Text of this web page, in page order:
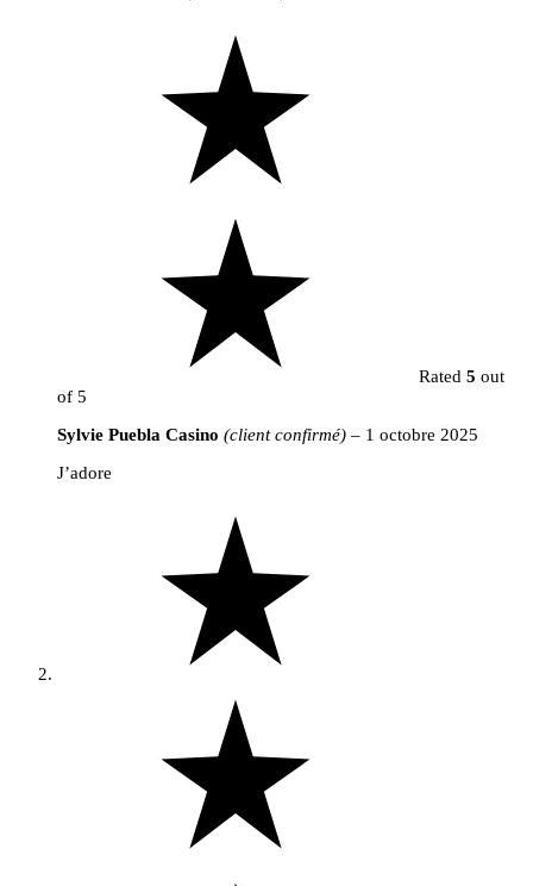
Rated 5 out
of 5
Sylvie Puebla Casino (client confirmé) – 1 octobre 2025
J’adore